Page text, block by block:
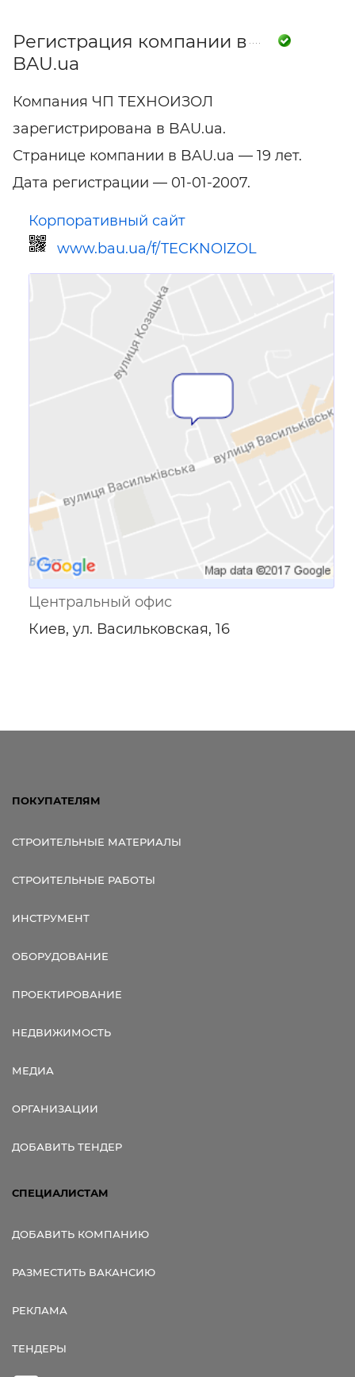
Регистрация компании в
BAU.ua
Компания ЧП ТЕХНОИЗОЛ
зарегистрирована в BAU.ua.
Странице компании в BAU.ua — 19 лет.
Дата регистрации — 01-01-2007.
Корпоративный сайт
www.bau.ua/f/TECKNOIZOL
Ссылка для мобильных устройств
Центральный офис
Киев, ул. Васильковская, 16
ПОКУПАТЕЛЯМ
СТРОИТЕЛЬНЫЕ МАТЕРИАЛЫ
СТРОИТЕЛЬНЫЕ РАБОТЫ
ИНСТРУМЕНТ
ОБОРУДОВАНИЕ
ПРОЕКТИРОВАНИЕ
НЕДВИЖИМОСТЬ
МЕДИА
ОРГАНИЗАЦИИ
ДОБАВИТЬ ТЕНДЕР
СПЕЦИАЛИСТАМ
ДОБАВИТЬ КОМПАНИЮ
РАЗМЕСТИТЬ ВАКАНСИЮ
РЕКЛАМА
ТЕНДЕРЫ